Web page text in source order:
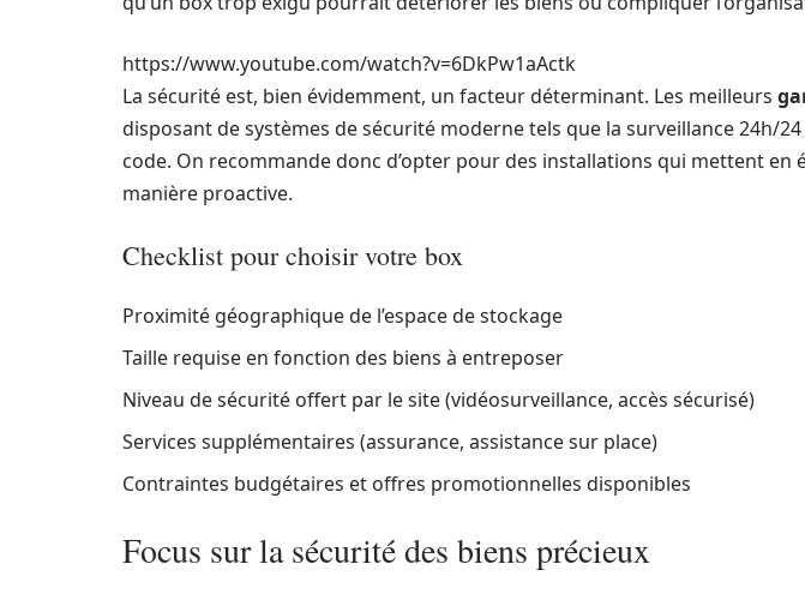
https://www.youtube.com/watch?v=6DkPw1aActk
La sécurité est, bien évidemment, un facteur déterminant. Les meilleurs
disposant de systèmes de sécurité moderne tels que la surveillance 24h/
code. On recommande donc d’opter pour des installations qui mettent en
manière proactive.
Checklist pour choisir votre box
Proximité géographique de l’espace de stockage
Taille requise en fonction des biens à entreposer
Niveau de sécurité offert par le site (vidéosurveillance, accès sécurisé)
Services supplémentaires (assurance, assistance sur place)
Contraintes budgétaires et offres promotionnelles disponibles
Focus sur la sécurité des biens précieux